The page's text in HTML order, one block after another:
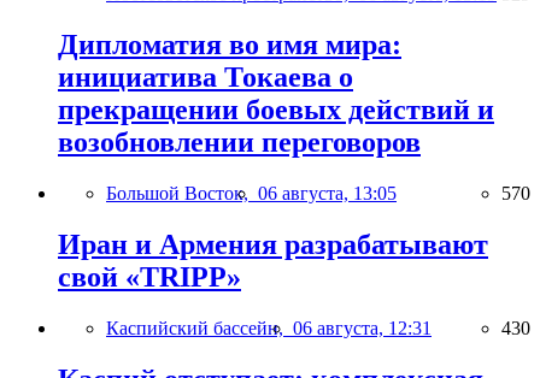
Дипломатия во имя мира:
инициатива Токаева о
прекращении боевых действий и
возобновлении переговоров
Большой Восток, 06 августа, 13:05 570
Иран и Армения разрабатывают
свой «TRIPP»
Каспийский бассейн, 06 августа, 12:31 430